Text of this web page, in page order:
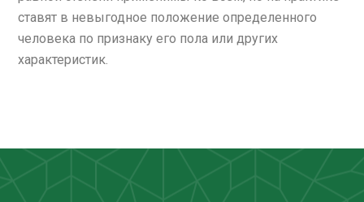
ставят в невыгодное положение определенного
человека по признаку его пола или других
характеристик.